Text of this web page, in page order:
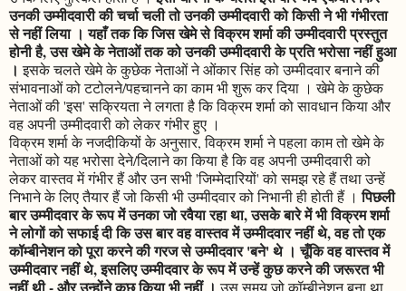
उनकी उम्मीदवारी की चर्चा चली तो उनकी उम्मीदवारी को किसी ने भी गंभीरता
से नहीं लिया । यहाँ तक कि जिस खेमे से विक्रम शर्मा की उम्मीदवारी प्रस्तुत
होनी है, उस खेमे के नेताओं तक को उनकी उम्मीदवारी के प्रति भरोसा नहीं हुआ
। इसके चलते खेमे के कुछेक नेताओं ने ओंकार सिंह को उम्मीदवार बनाने की
संभावनाओं को टटोलने/पहचानने का काम भी शुरू कर दिया । खेमे के कुछेक
नेताओं की 'इस' सक्रियता ने लगता है कि विक्रम शर्मा को सावधान किया और
वह अपनी उम्मीदवारी को लेकर गंभीर हुए ।
विक्रम शर्मा के नजदीकियों के अनुसार, विक्रम शर्मा ने पहला काम तो खेमे के
नेताओं को यह भरोसा देने/दिलाने का किया है कि वह अपनी उम्मीदवारी को
लेकर वास्तव में गंभीर हैं और उन सभी 'जिम्मेदारियों' को समझ रहे हैं तथा उन्हें
निभाने के लिए तैयार हैं जो किसी भी उम्मीदवार को निभानी ही होती हैं ।पिछली
बार उम्मीदवार के रूप में उनका जो रवैया रहा था, उसके बारे में भी विक्रम शर्मा
ने लोगों को सफाई दी कि उस बार वह वास्तव में उम्मीदवार नहीं थे, वह तो एक
कॉम्बीनेशन को पूरा करने की गरज से उम्मीदवार 'बने' थे । चूँकि वह वास्तव में
उम्मीदवार नहीं थे, इसलिए उम्मीदवार के रूप में उन्हें कुछ करने की जरूरत भी
नहीं थी - और उन्होंने कुछ किया भी नहीं । उस समय जो कॉम्बीनेशन बना था,